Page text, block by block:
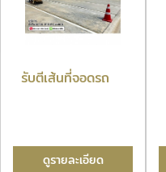
รับตีเส้นที่จอดรถ
ดูรายละเอียด